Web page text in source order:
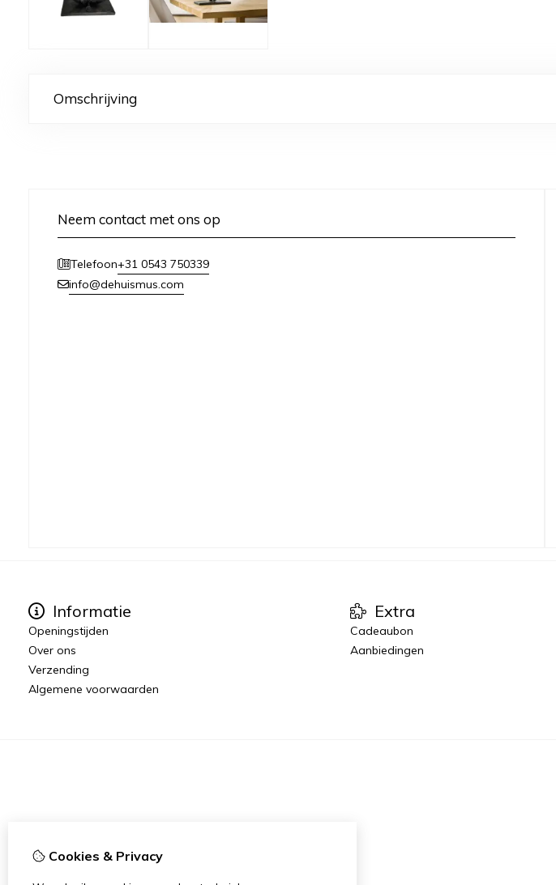
Omschrijving
Neem contact met ons op
Telefoon+31 0543 750339
info@dehuismus.com
Informatie
Openingstijden
Over ons
Verzending
Algemene voorwaarden
Extra
Cadeaubon
Aanbiedingen
Cookies & Privacy